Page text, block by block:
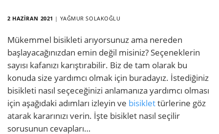
2 HAZIRAN 2021 | YAĞMUR SOLAKOĞLU
Mükemmel bisikleti arıyorsunuz ama nereden
başlayacağınızdan emin değil misiniz? Seçeneklerin
sayısı kafanızı karıştırabilir. Biz de tam olarak bu
konuda size yardımcı olmak için buradayız. İstediğiniz
bisikleti nasıl seçeceğinizi anlamanıza yardımcı olması
için aşağıdaki adımları izleyin ve bisiklettürlerine göz
atarak kararınızı verin. İşte bisiklet nasıl seçilir
sorusunun cevapları…